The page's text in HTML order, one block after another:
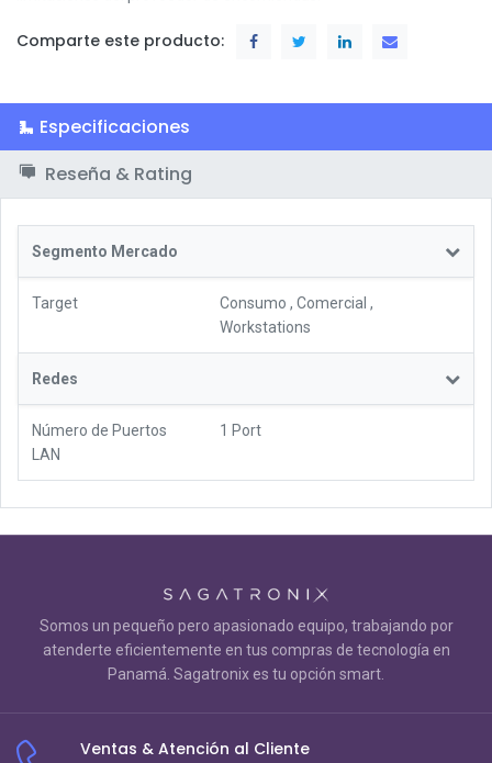
Comparte este producto:
Especificaciones
Reseña & Rating
Segmento Mercado
Target Consumo , Comercial ,
Workstations
Redes
Número de Puertos
LAN
1 Port
Somos un pequeño pero apasionado equipo, trabajando por
atenderte eficientemente en tus compras de tecnología en
Panamá. Sagatronix es tu opción smart.
Ventas & Atención al Cliente